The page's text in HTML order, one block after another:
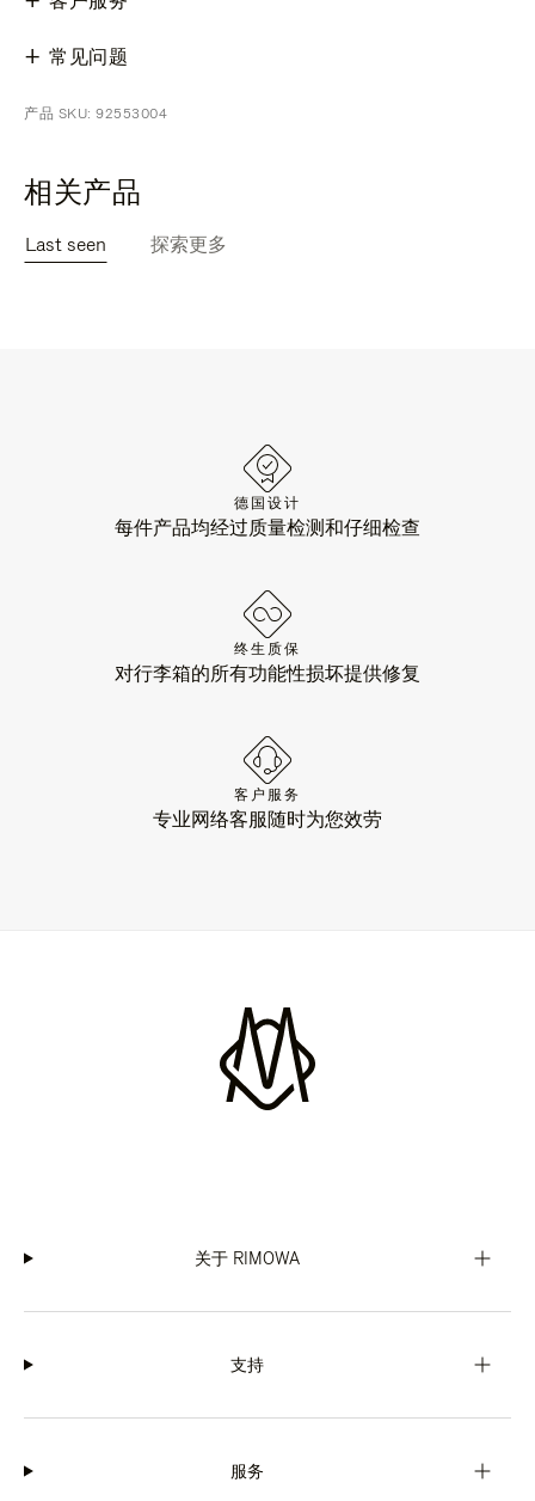
常见问题
产品 SKU: 92553004
相关产品
Last seen 探索更多
德国设计
每件产品均经过质量检测和仔细检查
终生质保
对行李箱的所有功能性损坏提供修复
客户服务
专业网络客服随时为您效劳
关于 RIMOWA
支持
服务